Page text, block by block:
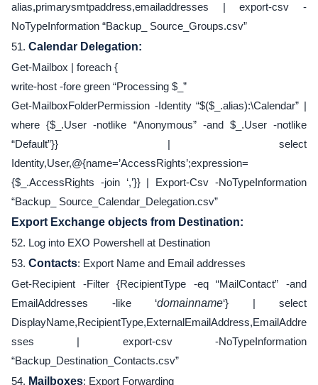
alias,primarysmtpaddress,emailaddresses | export-csv -
NoTypeInformation “Backup_ Source_Groups.csv”
51. Calendar Delegation:
Get-Mailbox | foreach {
write-host -fore green “Processing $_”
Get-MailboxFolderPermission -Identity “$($_.alias):\Calendar” |
where {$_.User -notlike “Anonymous” -and $_.User -notlike
“Default”}} | select
Identity,User,@{name=’AccessRights’;expression=
{$_.AccessRights -join ‘,’}} | Export-Csv -NoTypeInformation
“Backup_ Source_Calendar_Delegation.csv”
Export Exchange objects from Destination:
52. Log into EXO Powershell at Destination
53. Contacts: Export Name and Email addresses
Get-Recipient -Filter {RecipientType -eq “MailContact” -and
EmailAddresses -like ‘domainname‘} | select
DisplayName,RecipientType,ExternalEmailAddress,EmailAddre
sses | export-csv -NoTypeInformation
“Backup_Destination_Contacts.csv”
54. Mailboxes: Export Forwarding